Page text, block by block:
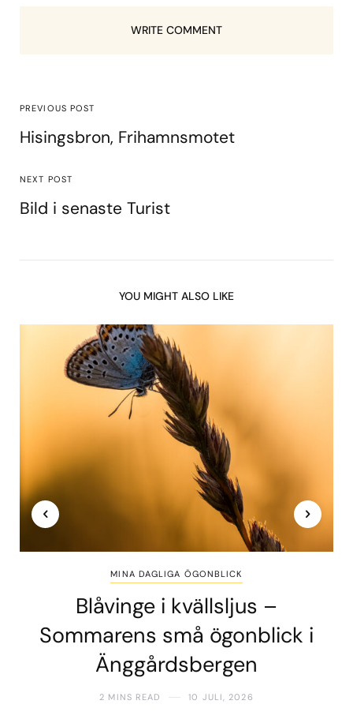
WRITE COMMENT
PREVIOUS POST
Hisingsbron, Frihamnsmotet
NEXT POST
Bild i senaste Turist
YOU MIGHT ALSO LIKE
MINA DAGLIGA ÖGONBLICK
Blåvinge i kvällsljus –
Sommarens små ögonblick i
Änggårdsbergen
2 MINS READ 10 JULI, 2026